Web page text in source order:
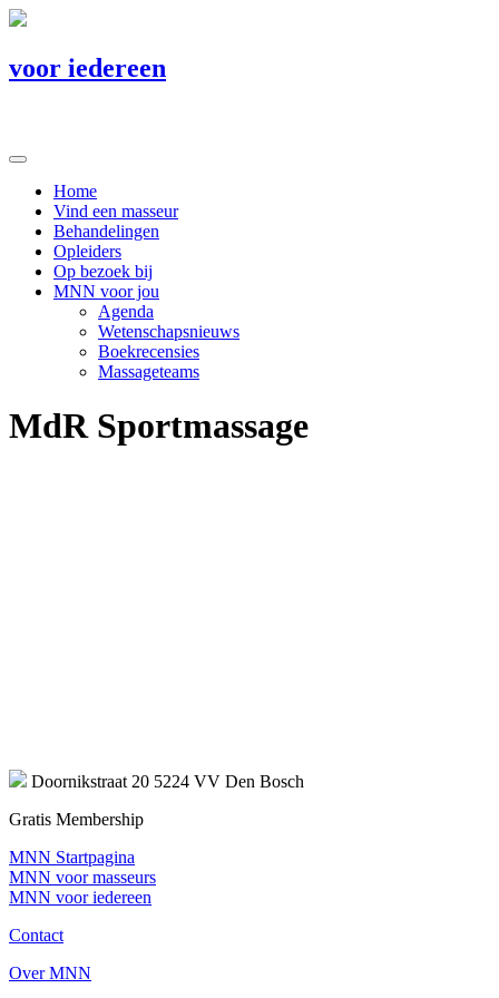
voor iedereen
Home
Vind een masseur
Behandelingen
Opleiders
Op bezoek bij
MNN voor jou
Agenda
Wetenschapsnieuws
Boekrecensies
Massageteams
MdR Sportmassage
Doornikstraat 20 5224 VV Den Bosch
Gratis Membership
MNN Startpagina
MNN voor masseurs
MNN voor iedereen
Contact
Over MNN